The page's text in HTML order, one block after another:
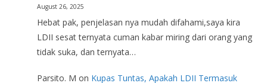
August 26, 2025
Hebat pak, penjelasan nya mudah difahami,saya kira
LDII sesat ternyata cuman kabar miring dari orang yang
tidak suka, dan ternyata…
Parsito. M on Kupas Tuntas, Apakah LDII Termasuk